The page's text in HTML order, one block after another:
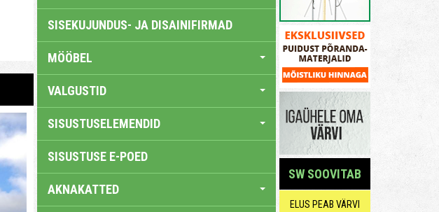
SISEKUJUNDUS- JA DISAINIFIRMAD
MÖÖBEL
VALGUSTID
SISUSTUSELEMENDID
SISUSTUSE E-POED
AKNAKATTED
SW SOOVITAB
ELUS PEAB VÄRVI